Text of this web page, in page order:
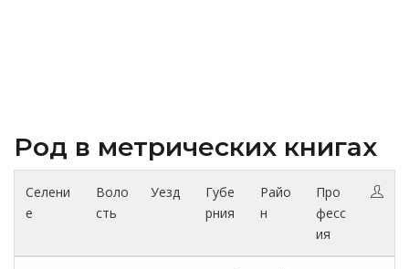
Род в метрических книгах
Селени
е
Воло
сть
Уезд
Губе
рния
Райо
н
Про
фесс
ия